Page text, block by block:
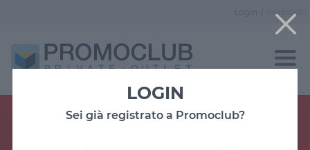
Registrati
LOGIN
Sei già registrato a Promoclub?